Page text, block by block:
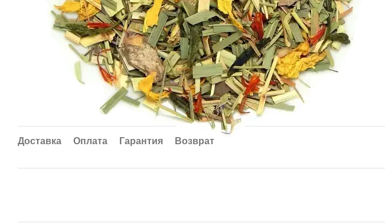
Доставка Оплата Гарантия Возврат